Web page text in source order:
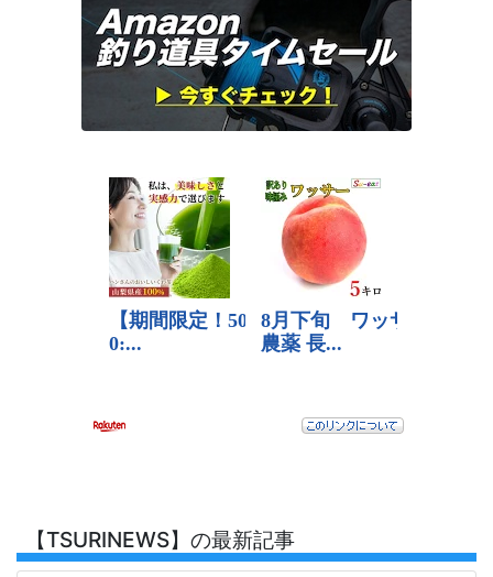
【TSURINEWS】の最新記事